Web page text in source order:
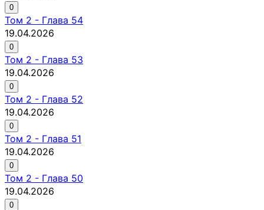
0
Том 2 - Глава 54
19.04.2026
0
Том 2 - Глава 53
19.04.2026
0
Том 2 - Глава 52
19.04.2026
0
Том 2 - Глава 51
19.04.2026
0
Том 2 - Глава 50
19.04.2026
0